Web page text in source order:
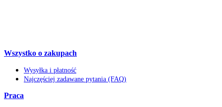
Wszystko o zakupach
Wysyłka i płatność
Najczęściej zadawane pytania (FAQ)
Praca